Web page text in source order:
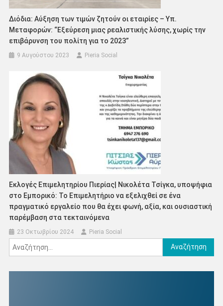
Διόδια: Αύξηση των τιμών ζητούν οι εταιρίες – Υπ.
Μεταφορών: “Εξεύρεση μιας ρεαλιστικής λύσης, χωρίς την
επιβάρυνση του πολίτη για το 2023”
9 Αυγούστου 2023 Pieria Social
Εκλογές Επιμελητηρίου Πιερίας| Νικολέτα Τσίγκα, υποψήφια
στο Εμπορικό: Το Επιμελητήριο να εξελιχθεί σε ένα
πραγματικό εργαλείο που θα έχει φωνή, αξία, και ουσιαστική
παρέμβαση στα τεκταινόμενα
23 Οκτωβρίου 2024 Pieria Social
Αναζήτηση
για: